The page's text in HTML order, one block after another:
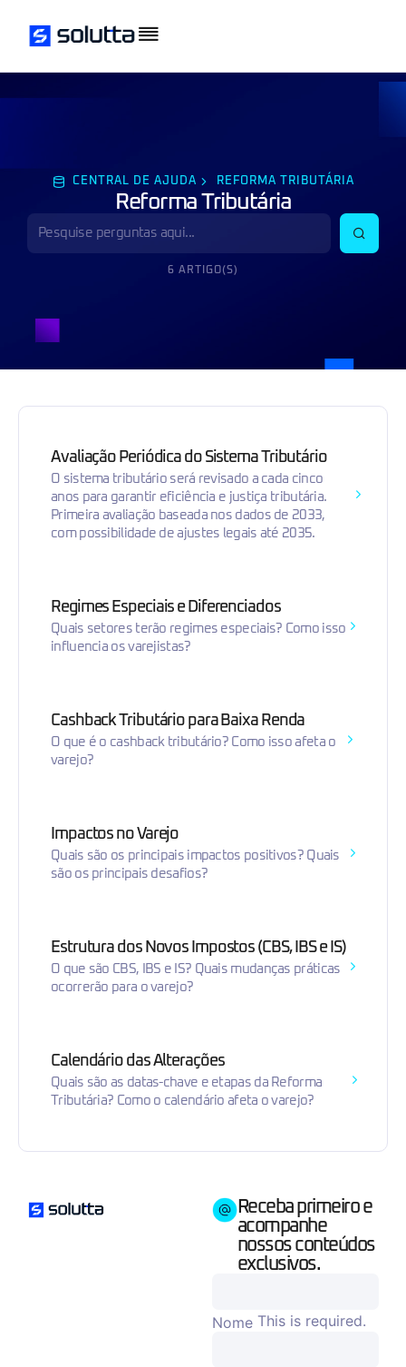
CENTRAL DE AJUDA REFORMA TRIBUTÁRIA
Reforma Tributária
6 ARTIGO(S)
Avaliação Periódica do Sistema Tributário
O sistema tributário será revisado a cada cinco
anos para garantir eficiência e justiça tributária.
Primeira avaliação baseada nos dados de 2033,
com possibilidade de ajustes legais até 2035.
Regimes Especiais e Diferenciados
Quais setores terão regimes especiais? Como isso
influencia os varejistas?
Cashback Tributário para Baixa Renda
O que é o cashback tributário? Como isso afeta o
varejo?
Impactos no Varejo
Quais são os principais impactos positivos? Quais
são os principais desafios?
Estrutura dos Novos Impostos (CBS, IBS e IS)
O que são CBS, IBS e IS? Quais mudanças práticas
ocorrerão para o varejo?
Calendário das Alterações
Quais são as datas-chave e etapas da Reforma
Tributária? Como o calendário afeta o varejo?
Receba primeiro e
acompanhe
nossos conteúdos
exclusivos.
Nome This is required.